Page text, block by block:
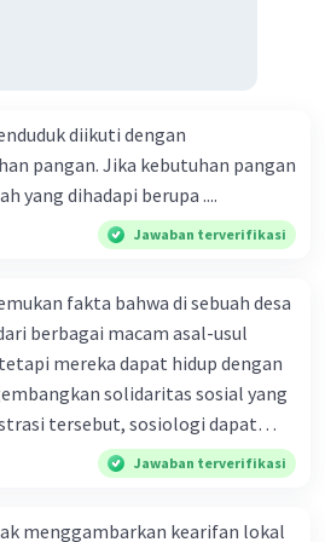
diikuti dengan
pangan. Jika kebutuhan pangan
yang dihadapi berupa ....
Jawaban terverifikasi
fakta bahwa di sebuah desa
berbagai macam asal-usul
mereka dapat hidup dengan
solidaritas sosial yang
tersebut, sosiologi dapat
....
Jawaban terverifikasi
menggambarkan kearifan lokal